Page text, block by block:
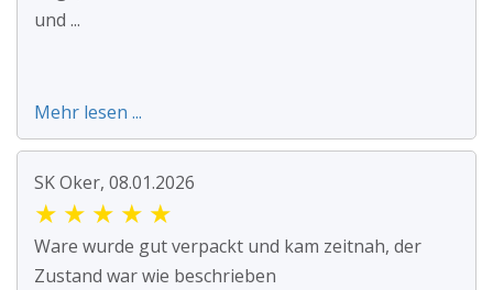
und ...
Mehr lesen ...
SK Oker, 08.01.2026
★ ★ ★ ★ ★
Ware wurde gut verpackt und kam zeitnah, der
Zustand war wie beschrieben